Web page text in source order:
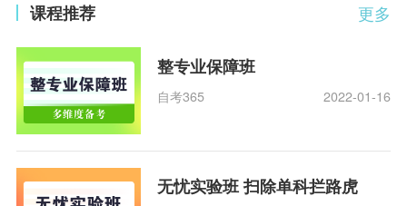
更多
课程推荐
整专业保障班
自考365 2022-01-16
无忧实验班 扫除单科拦路虎